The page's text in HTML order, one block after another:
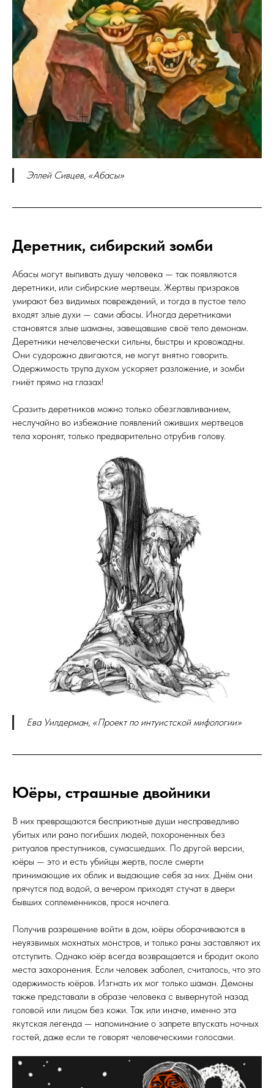
Эллей Сивцев, «Абасы»
Деретник, сибирский зомби
Абасы могут выпивать душу человека — так появляются
деретники, или сибирские мертвецы. Жертвы призраков
умирают без видимых повреждений, и тогда в пустое тело
входят злые духи — сами абасы. Иногда деретниками
становятся злые шаманы, завещавшие своё тело демонам.
Деретники нечеловечески сильны, быстры и кровожадны.
Они судорожно двигаются, не могут внятно говорить.
Одержимость трупа духом ускоряет разложение, и зомби
гниёт прямо на глазах!
Сразить деретников можно только обезглавливанием,
неслучайно во избежание появлений оживших мертвецов
тела хоронят, только предварительно отрубив голову.
Ева Уилдерман, «Проект по интуистской мифологии»
Юёры, страшные двойники
В них превращаются бесприютные души несправедливо
убитых или рано погибших людей, похороненных без
ритуалов преступников, сумасшедших. По другой версии,
юёры — это и есть убийцы жертв, после смерти
принимающие их облик и выдающие себя за них. Днём они
прячутся под водой, а вечером приходят стучат в двери
бывших соплеменников, прося ночлега.
Получив разрешение войти в дом, юёры оборачиваются в
неуязвимых мохнатых монстров, и только раны заставляют их
отступить. Однако юёр всегда возвращается и бродит около
места захоронения. Если человек заболел, считалось, что это
одержимость юёров. Изгнать их мог только шаман. Демоны
также представали в образе человека с вывернутой назад
головой или лицом без кожи. Так или иначе, именно эта
якутская легенда — напоминание о запрете впускать ночных
гостей, даже если те говорят человеческими голосами.